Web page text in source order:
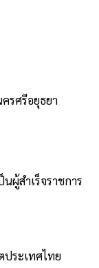
รศรีอยุธยา
ผู้สำเร็จราชการ
ประเทศไทย